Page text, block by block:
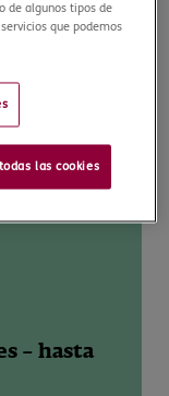
estés
en caso de
– hasta
de algunos tipos de
que podemos
las cookies